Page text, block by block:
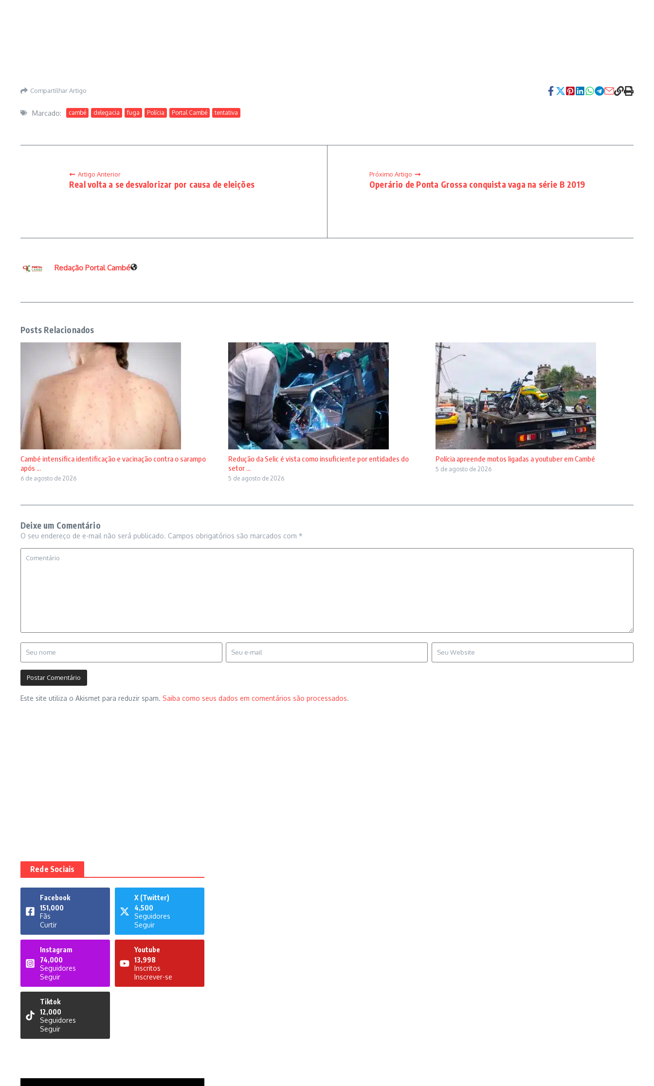
Compartilhar Artigo
Marcado: cambé delegacia fuga Polícia Portal Cambé tentativa
Artigo Anterior
Real volta a se desvalorizar por causa de eleições
Próximo Artigo
Operário de Ponta Grossa conquista vaga na série B 2019
Redação Portal Cambé
Posts Relacionados
Cambé intensifica identificação e vacinação contra o sarampo
após ...
6 de agosto de 2026
Redução da Selic é vista como insuficiente por entidades do
setor ...
5 de agosto de 2026
Polícia apreende motos ligadas a youtuber em Cambé
5 de agosto de 2026
Deixe um Comentário
O seu endereço de e-mail não será publicado. Campos obrigatórios são marcados com *
Este site utiliza o Akismet para reduzir spam. Saiba como seus dados em comentários são processados.
Rede Sociais
Facebook
151,000
Fãs
Curtir
X (Twitter)
4,500
Seguidores
Seguir
Instagram
74,000
Seguidores
Seguir
Youtube
13,998
Inscritos
Inscrever-se
Tiktok
12,000
Seguidores
Seguir